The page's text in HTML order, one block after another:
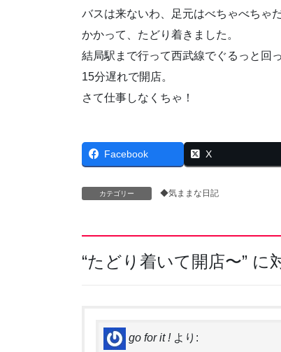
バスは来ないわ、足元はべちゃべちゃ
かかって、たどり着きました。
結局駅まで行って西武線でぐるっと回
15分遅れで開店。
さて仕事しなくちゃ！
Facebook X
カテゴリー ◆気ままな日記
“たどり着いて開店〜” に
go for it ! より: